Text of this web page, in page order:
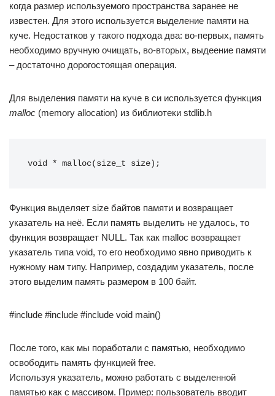
когда размер используемого пространства заранее не
известен. Для этого используется выделение памяти на
куче. Недостатков у такого подхода два: во-первых, память
необходимо вручную очищать, во-вторых, выдеение памяти
– достаточно дорогостоящая операция.
Для выделения памяти на куче в си используется функция
malloc (memory allocation) из библиотеки stdlib.h
void * malloc(size_t size);
Функция выделяет size байтов памяти и возвращает
указатель на неё. Если память выделить не удалось, то
функция возвращает NULL. Так как malloc возвращает
указатель типа void, то его необходимо явно приводить к
нужному нам типу. Например, создадим указатель, после
этого выделим память размером в 100 байт.
#include #include #include void main()
После того, как мы поработали с памятью, необходимо
освободить память функцией free.
Используя указатель, можно работать с выделенной
памятью как с массивом. Пример: пользователь вводит